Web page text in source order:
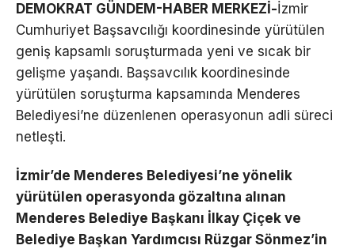
DEMOKRAT GÜNDEM-HABER MERKEZİ-İzmir
Cumhuriyet Başsavcılığı koordinesinde yürütülen
geniş kapsamlı soruşturmada yeni ve sıcak bir
gelişme yaşandı. Başsavcılık koordinesinde
yürütülen soruşturma kapsamında Menderes
Belediyesi’ne düzenlenen operasyonun adli süreci
netleşti.
İzmir’de Menderes Belediyesi’ne yönelik
yürütülen operasyonda gözaltına alınan
Menderes Belediye Başkanı İlkay Çiçek ve
Belediye Başkan Yardımcısı Rüzgar Sönmez’in